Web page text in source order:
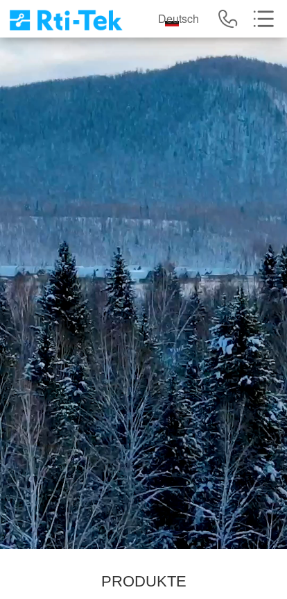
Deutsch
PRODUKTE